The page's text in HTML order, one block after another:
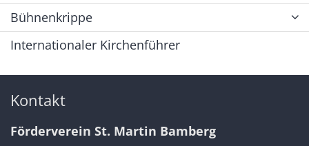
Bühnenkrippe
Internationaler Kirchenführer
Kontakt
Förderverein St. Martin Bamberg